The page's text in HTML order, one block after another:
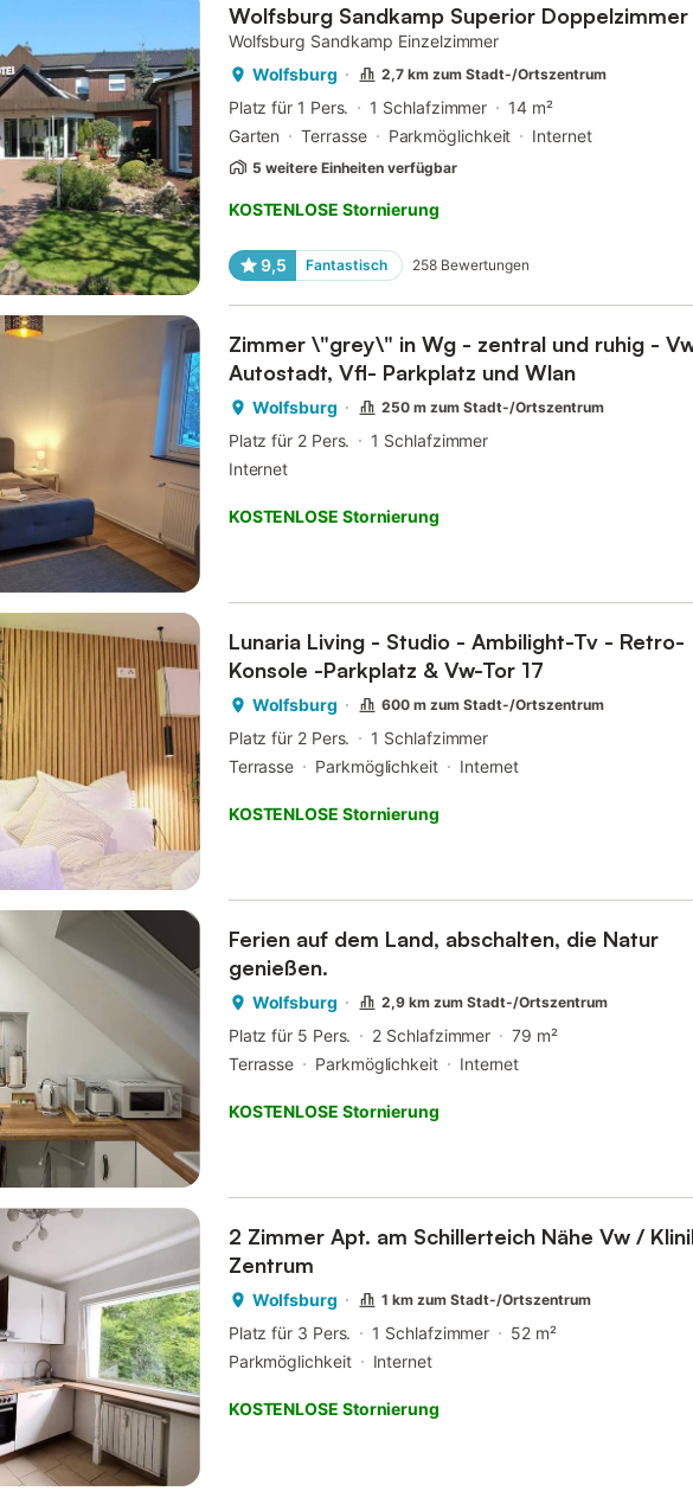
Wolfsburg Sandkamp Superior Doppelzimmer
Wolfsburg Sandkamp Einzelzimmer
Wolfsburg
2,7 km zum Stadt-/Ortszentrum
Platz für 1 Pers. 1 Schlafzimmer
14 m²
Garten
Terrasse Parkmöglichkeit Internet
5 weitere Einheiten verfügbar
KOSTENLOSE Stornierung
9,5 Fantastisch 258 Bewertungen
Zimmer \"grey\" in Wg - zentral und ruhig -
Autostadt, Vfl- Parkplatz und Wlan
Wolfsburg 250 m zum Stadt-/Ortszentrum
Platz für 2 Pers.
1 Schlafzimmer
Internet
KOSTENLOSE Stornierung
Lunaria Living - Studio - Ambilight-Tv - Retro-
Konsole -Parkplatz & Vw-Tor 17
Wolfsburg 600 m zum Stadt-/Ortszentrum
Platz für 2 Pers.
1 Schlafzimmer
Terrasse
Parkmöglichkeit Internet
KOSTENLOSE Stornierung
Ferien auf dem Land, abschalten, die Natur
genießen.
Wolfsburg 2,9 km zum Stadt-/Ortszentrum
Platz für 5 Pers. 2 Schlafzimmer
79 m²
Terrasse
Parkmöglichkeit Internet
KOSTENLOSE Stornierung
2 Zimmer Apt. am Schillerteich Nähe Vw /
Zentrum
Wolfsburg 1 km zum Stadt-/Ortszentrum
Platz für 3 Pers. 1 Schlafzimmer
52 m²
Parkmöglichkeit
Internet
KOSTENLOSE Stornierung